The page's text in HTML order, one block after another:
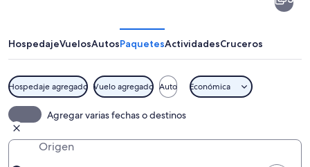
HospedajeVuelosAutosPaquetesActividadesCruceros
Hospedaje agregado Vuelo agregado Auto Económica
Agregar varias fechas o destinos
Origen